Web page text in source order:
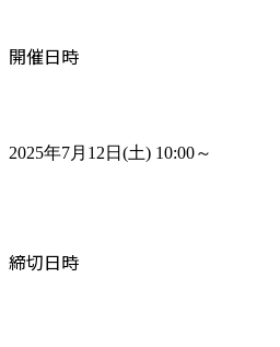
開催日時
2025年7月12日(土) 10:00～
締切日時